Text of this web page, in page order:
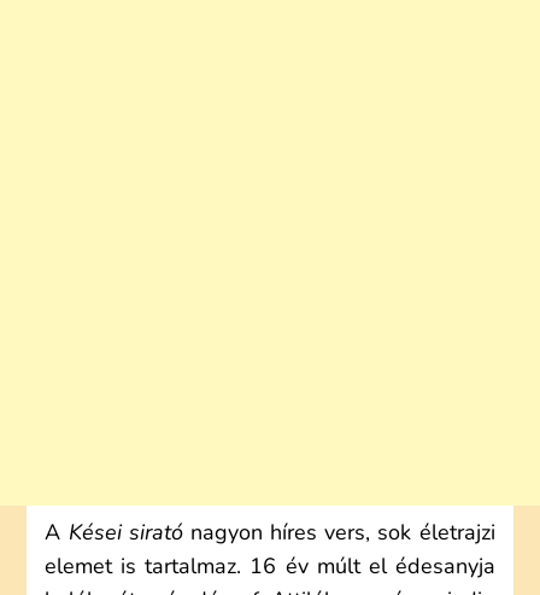
A Kései siratónagyon híres vers, sok életrajzi
elemet is tartalmaz. 16 év múlt el édesanyja